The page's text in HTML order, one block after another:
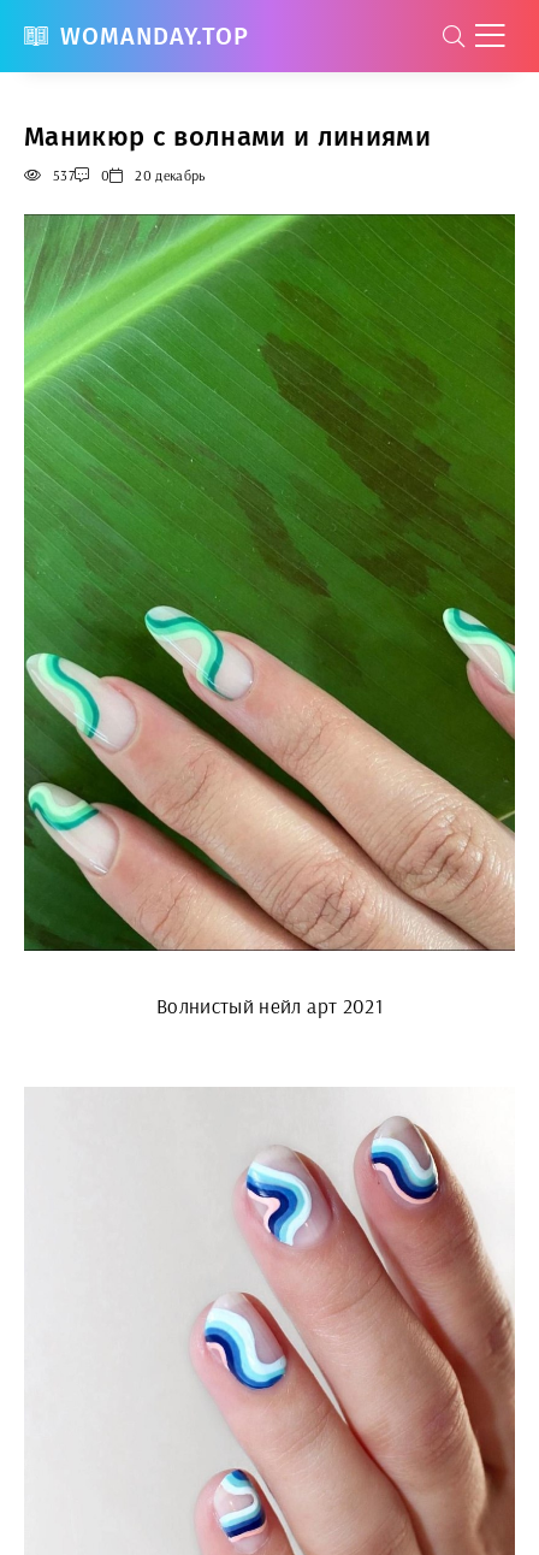
WOMANDAY.TOP
Маникюр с волнами и линиями
537 0 20 декабрь
Волнистый нейл арт 2021